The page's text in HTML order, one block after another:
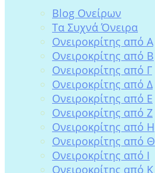
Blog Ονείρων
Tα Συχνά Όνειρα
Ονειροκρίτης από Α
Ονειροκρίτης από Β
Ονειροκρίτης από Γ
Ονειροκρίτης από Δ
Ονειροκρίτης από Ε
Ονειροκρίτης από Ζ
Ονειροκρίτης από Η
Ονειροκρίτης από Θ
Ονειροκρίτης από Ι
Ονειροκρίτης από Κ